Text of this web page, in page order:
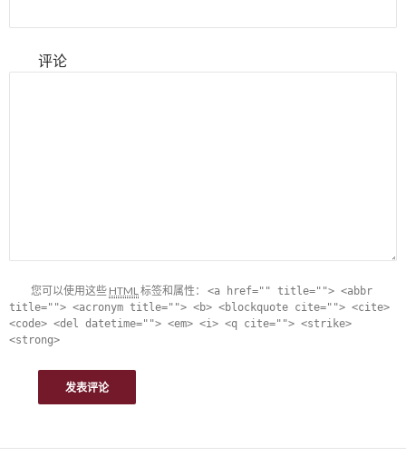
评论
您可以使用这些 HTML标签和属性： <a href="" title=""> <abbr
title=""> <acronym title=""> <b> <blockquote cite=""> <cite>
<code> <del datetime=""> <em> <i> <q cite=""> <strike>
<strong>